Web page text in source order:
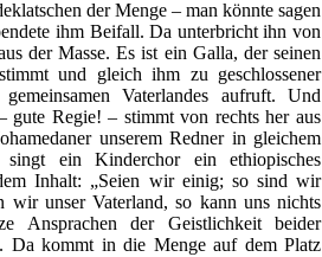
der Menge – man könnte sagen
ihm Beifall. Da unterbricht ihn von
der Masse. Es ist ein Galla, der seinen
und gleich ihm zu geschlossener
Vaterlandes aufruft. Und
gute Regie! – stimmt von rechts her aus
unserem Redner in gleichem
ein Kinderchor ein ethiopisches
Inhalt: „Seien wir einig; so sind wir
wir unser Vaterland, so kann uns nichts
Ansprachen der Geistlichkeit beider
Da kommt in die Menge auf dem Platz